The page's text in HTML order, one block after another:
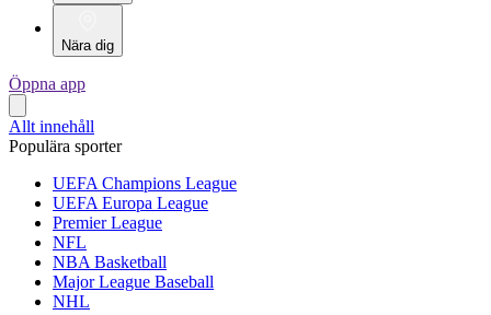
Nära dig
Öppna app
Allt innehåll
Populära sporter
UEFA Champions League
UEFA Europa League
Premier League
NFL
NBA Basketball
Major League Baseball
NHL